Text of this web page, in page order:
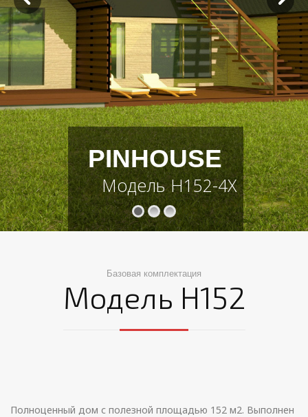
PINHOUSE
Модель H152-4X
Базовая комплектация
Модель H152
Полноценный дом с полезной площадью 152 м2. Выполнен